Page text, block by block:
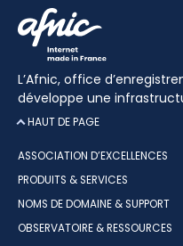
L’Afnic, office
développe une
HAUT DE PAGE
ASSOCIATION D’EXCELLENCES
PRODUITS & SERVICES
NOMS DE DOMAINE & SUPPORT
OBSERVATOIRE & RESSOURCES